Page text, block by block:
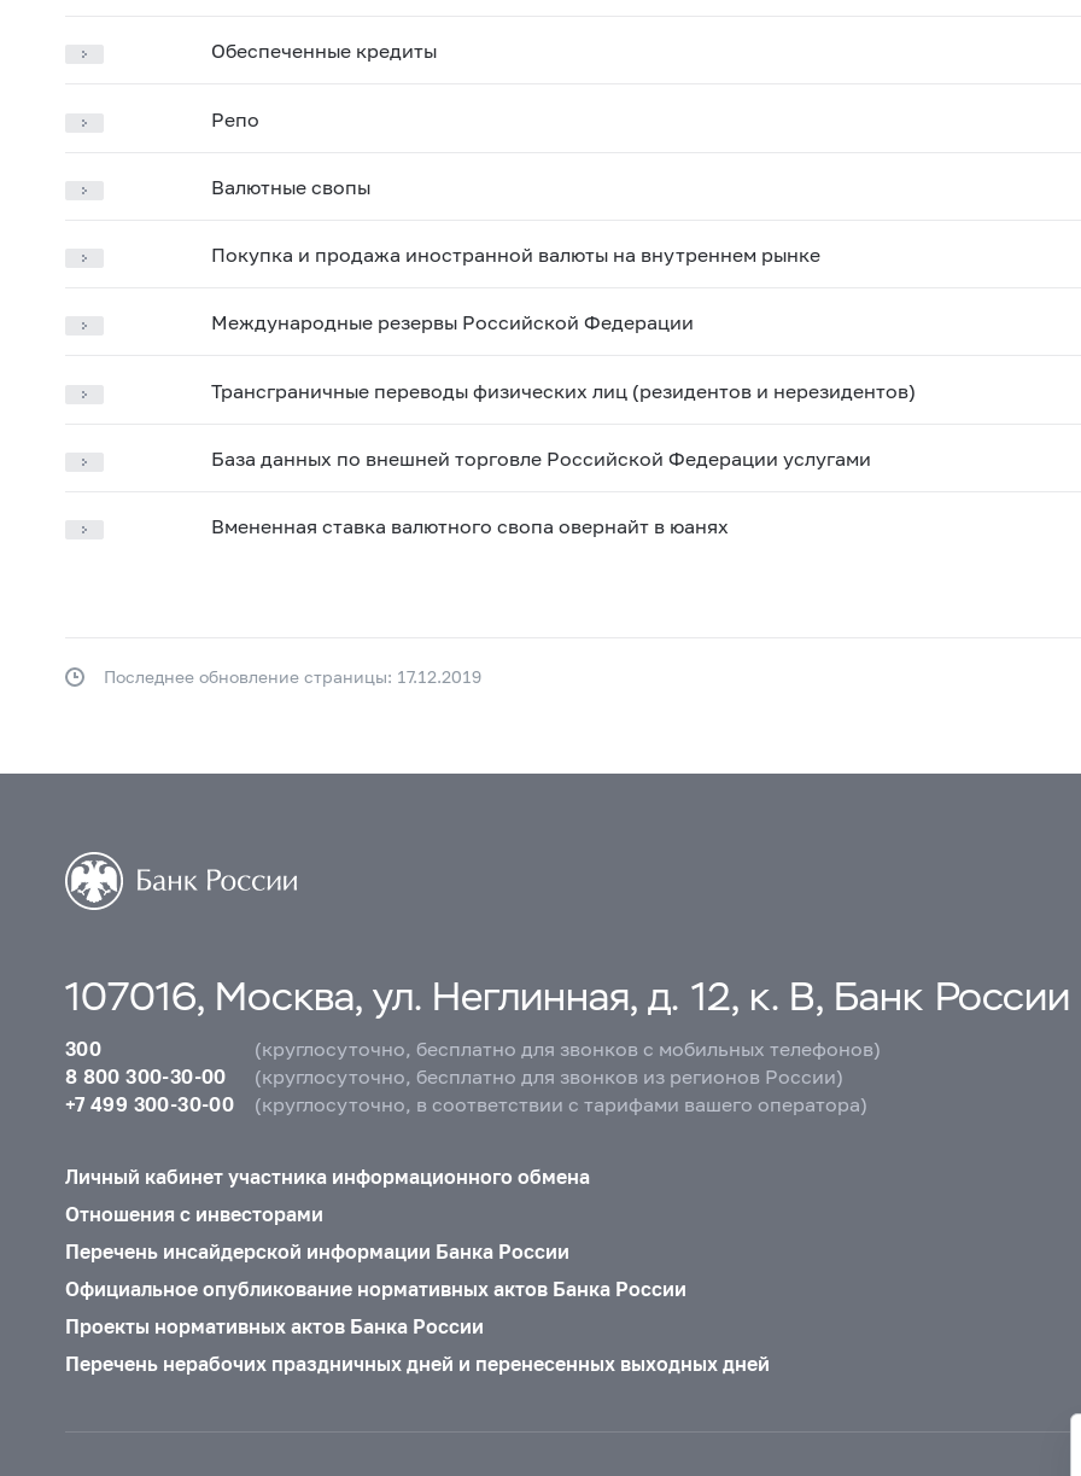
Обеспеченные кредиты
Репо
Валютные свопы
Покупка и продажа иностранной валюты на внутреннем рынке
Международные резервы Российской Федерации
Трансграничные переводы физических лиц (резидентов и нерезидентов)
База данных по внешней торговле Российской Федерации услугами
Вмененная ставка валютного свопа овернайт в юанях
Последнее обновление страницы: 17.12.2019
107016, Москва, ул. Неглинная, д. 12, к. В, Банк России
300
(круглосуточно, бесплатно для звонков с мобильных телефонов)
8 800 300-30-00
(круглосуточно, бесплатно для звонков из регионов России)
+7 499 300-30-00
(круглосуточно, в соответствии с тарифами вашего оператора)
Личный кабинет участника информационного обмена
Отношения с инвесторами
Перечень инсайдерской информации Банка России
Официальное опубликование нормативных актов Банка России
Проекты нормативных актов Банка России
Перечень нерабочих праздничных дней и перенесенных выходных дней